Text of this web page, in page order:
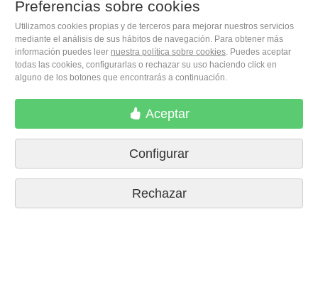
M. Moleiro Editor, S.A.
Travesera de Gracia, 17
E08021 Barcelona (Spain)
Preferencias sobre cookies
Utilizamos cookies propias y de terceros para mejorar nuestros servicios
mediante el análisis de sus hábitos de navegación. Para obtener más
información puedes leer nuestra política sobre cookies. Puedes aceptar
todas las cookies, configurarlas o rechazar su uso haciendo click en
alguno de los botones que encontrarás a continuación.
Aceptar
Configurar
Rechazar